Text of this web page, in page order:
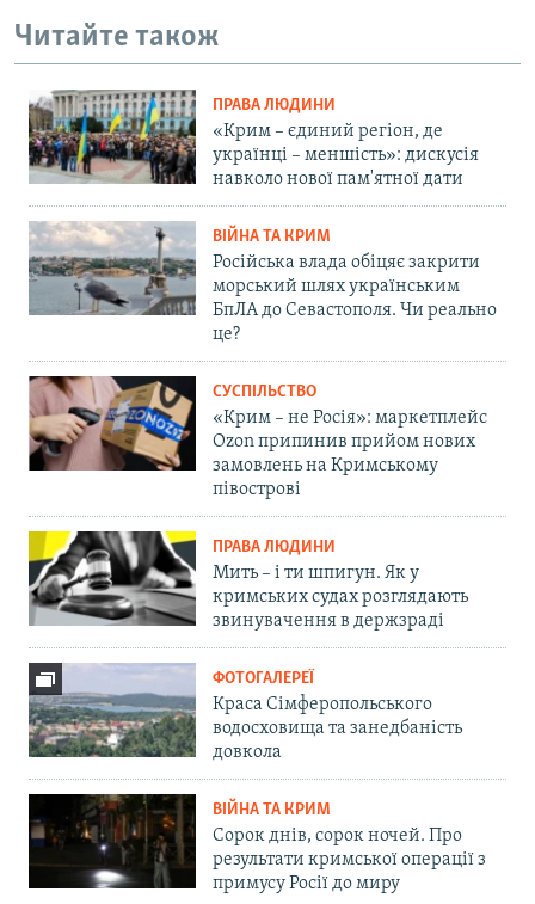
Читайте також
ПРАВА ЛЮДИНИ
«Крим – єдиний регіон, де
українці – меншість»: дискусія
навколо нової пам'ятної дати
ВІЙНА ТА КРИМ
Російська влада обіцяє закрити
морський шлях українським
БпЛА до Севастополя. Чи реально
це?
СУСПІЛЬСТВО
«Крим – не Росія»: маркетплейс
Ozon припинив прийом нових
замовлень на Кримському
півострові
ПРАВА ЛЮДИНИ
Мить – і ти шпигун. Як у
кримських судах розглядають
звинувачення в держзраді
ФОТОГАЛЕРЕЇ
Краса Сімферопольського
водосховища та занедбаність
довкола
ВІЙНА ТА КРИМ
Сорок днів, сорок ночей. Про
результати кримської операції з
примусу Росії до миру